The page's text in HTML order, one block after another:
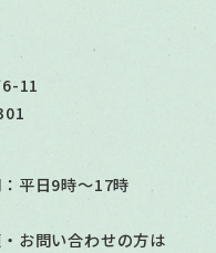
11
平日9時～17時
お問い合わせの方は